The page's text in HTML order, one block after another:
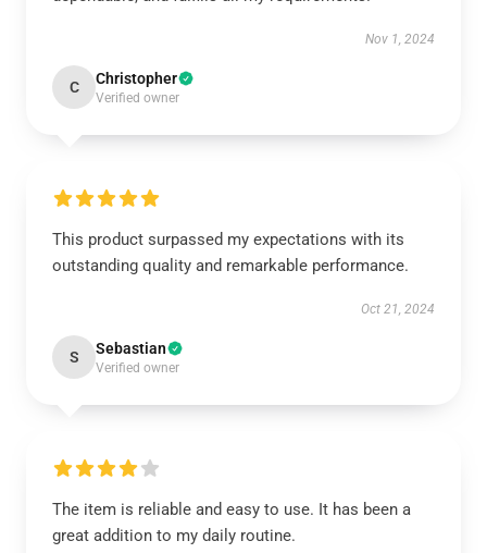
Nov 1, 2024
C Christopher
Verified owner
This product surpassed my expectations with its
outstanding quality and remarkable performance.
Oct 21, 2024
S Sebastian
Verified owner
The item is reliable and easy to use. It has been a
great addition to my daily routine.